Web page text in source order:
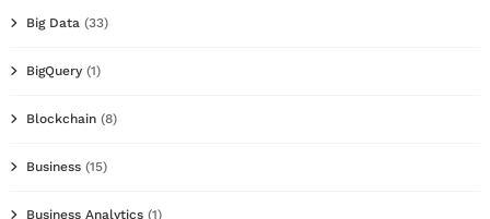
Big Data (33)
BigQuery (1)
Blockchain (8)
Business (15)
Business Analytics (1)